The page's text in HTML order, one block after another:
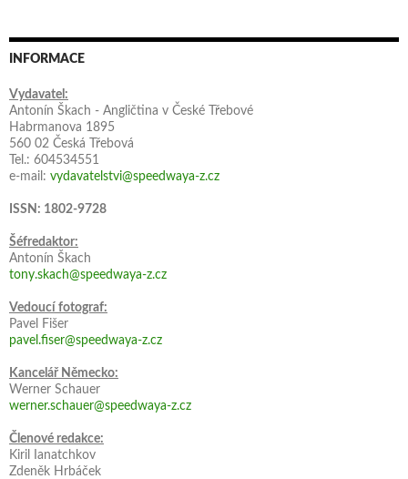
INFORMACE
Vydavatel:
Antonín Škach - Angličtina v České Třebové
Habrmanova 1895
560 02 Česká Třebová
Tel.: 604534551
e-mail: vydavatelstvi@speedwaya-z.cz
ISSN: 1802-9728
Šéfredaktor:
Antonín Škach
tony.skach@speedwaya-z.cz
Vedoucí fotograf:
Pavel Fišer
pavel.fiser@speedwaya-z.cz
Kancelář Německo:
Werner Schauer
werner.schauer@speedwaya-z.cz
Členové redakce:
Kiril Ianatchkov
Zdeněk Hrbáček